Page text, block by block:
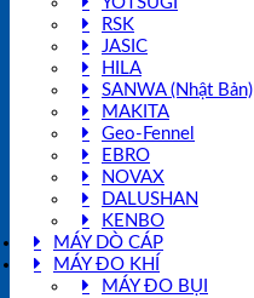
RSK
JASIC
HILA
SANWA (Nhật Bản)
MAKITA
Geo-Fennel
EBRO
NOVAX
DALUSHAN
KENBO
MÁY DÒ CÁP
MÁY ĐO KHÍ
MÁY ĐO BỤI